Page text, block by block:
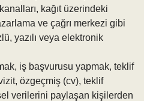
kağıt üzerindeki
ve çağrı merkezi gibi
yazılı veya elektronik
iş başvurusu yapmak, teklif
özgeçmiş (cv), teklif
verilerini paylaşan kişilerden